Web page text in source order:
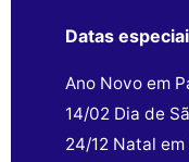
Datas
Ano Novo em
14/02 Dia de
24/12 Natal em